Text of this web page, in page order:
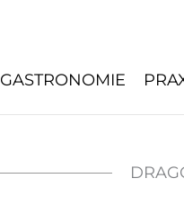
GASTRONOMIE